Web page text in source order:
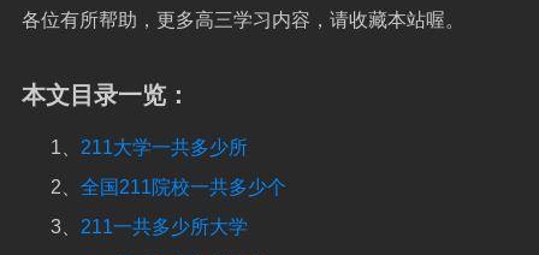
各位有所帮助，更多高三学习内容，请收藏本站喔。
本文目录一览：
1、 211大学一共多少所
2、 全国211院校一共多少个
3、 211一共多少所大学